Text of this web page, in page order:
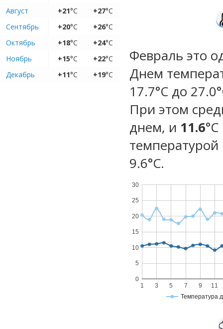
Август
+21°C +27°C
Сентябрь
+20°C +26°C
Октябрь
+18°C +24°C
Ноябрь
+15°C +22°C
Декабрь
+11°C +19°C
Февраль это
Днем
17.7°C до
При этом
днем, и 11.6
температурой
9.6°С.
Температура
1 3 5 7 9 11
0
5
10
15
20
25
30